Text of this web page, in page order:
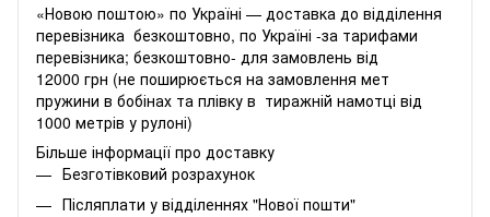
«Новою поштою» по Україні — доставка до відділення
перевізника безкоштовно, по Україні -за тарифами
перевізника; безкоштовно- для замовлень від
12000 грн (не поширюється на замовлення мет
пружини в бобінах та плівку в тиражній намотці від
1000 метрів у рулоні)
Більше інформації про доставку
Безготівковий розрахунок
Післяплати у відділеннях "Нової пошти"